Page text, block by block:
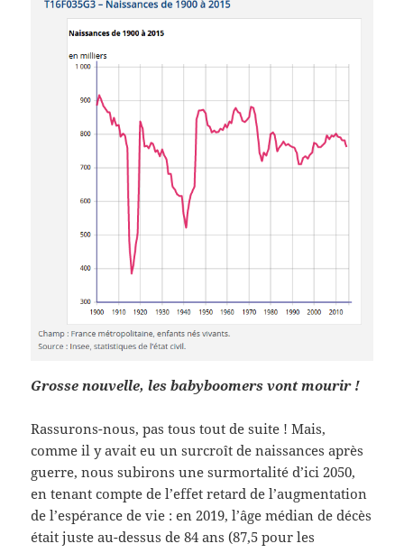
Grosse nouvelle, les babyboomers vont mourir !
Rassurons-nous, pas tous tout de suite ! Mais,
comme il y avait eu un surcroît de naissances après
guerre, nous subirons une surmortalité d’ici 2050,
en tenant compte de l’effet retard de l’augmentation
de l’espérance de vie : en 2019, l’âge médian de décès
était juste au-dessus de 84 ans (87,5 pour les